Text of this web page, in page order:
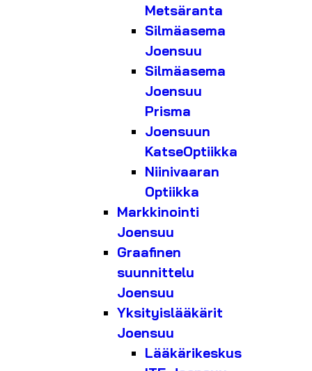
Metsäranta
Silmäasema
Joensuu
Silmäasema
Joensuu
Prisma
Joensuun
KatseOptiikka
Niinivaaran
Optiikka
Markkinointi
Joensuu
Graafinen
suunnittelu
Joensuu
Yksityislääkärit
Joensuu
Lääkärikeskus